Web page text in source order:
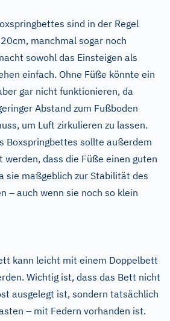
sind in der Regel
manchmal sogar noch
sowohl das Einsteigen als
einfach. Ohne Füße könnte ein
gar nicht funktionieren, da
Abstand zum Fußboden
um Luft zirkulieren zu lassen.
Boxspringbettes sollte außerdem
werden, dass die Füße einen guten
sie maßgeblich zur Stabilität des
– auch wenn sie noch so klein
kann leicht mit einem Doppelbett
Wichtig ist, dass das Bett nicht
ausgelegt ist, sondern tatsächlich
– mit Federn vorhanden ist.